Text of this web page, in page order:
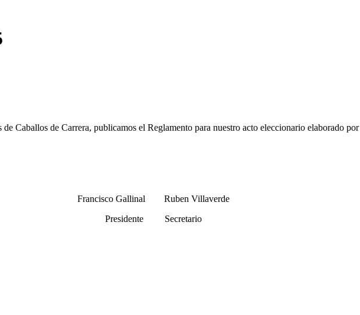
Caballos de Carrera, publicamos el Reglamento para nuestro acto eleccionario elaborado
Francisco Gallinal Ruben Villaverde
Presidente Secretario